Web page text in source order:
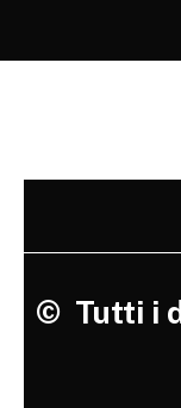
© Tutti i